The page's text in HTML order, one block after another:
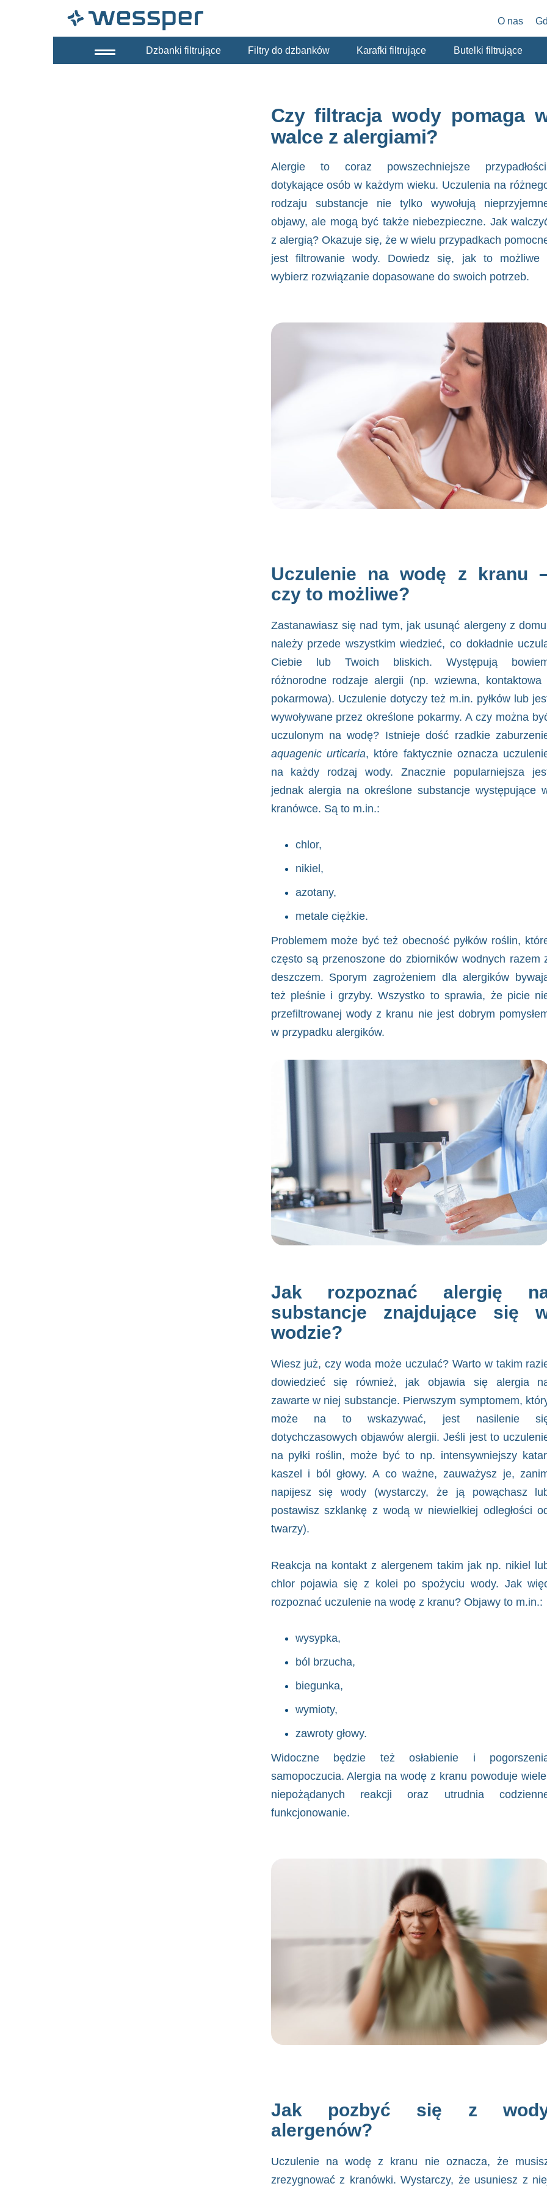
O nas
Dzbanki filtrujące Filtry do dzbanków Karafki filtrujące Butelki filtrujące
Czy filtracja wody pomaga
walce z alergiami?
Alergie to coraz powszechniejsze
dotykające osób w każdym wieku. Uczulenia na
rodzaju substancje nie tylko wywołują
objawy, ale mogą być także niebezpieczne. Jak
z alergią? Okazuje się, że w wielu przypadkach
jest filtrowanie wody. Dowiedz się, jak to możliwe
wybierz rozwiązanie dopasowane do swoich potrzeb.
Uczulenie na wodę z kranu
czy to możliwe?
Zastanawiasz się nad tym, jak usunąć alergeny z
należy przede wszystkim wiedzieć, co dokładnie
Ciebie lub Twoich bliskich. Występują
różnorodne rodzaje alergii (np. wziewna, kontaktowa
pokarmowa). Uczulenie dotyczy też m.in. pyłków lub
wywoływane przez określone pokarmy. A czy można
uczulonym na wodę? Istnieje dość rzadkie
aquagenic urticaria, które faktycznie oznacza
na każdy rodzaj wody. Znacznie popularniejsza
jednak alergia na określone substancje występujące
kranówce. Są to m.in.:
chlor,
nikiel,
azotany,
metale ciężkie.
Problemem może być też obecność pyłków roślin,
często są przenoszone do zbiorników wodnych razem
deszczem. Sporym zagrożeniem dla alergików
też pleśnie i grzyby. Wszystko to sprawia, że picie
przefiltrowanej wody z kranu nie jest dobrym
w przypadku alergików.
Jak rozpoznać alergię
substancje znajdujące się
wodzie?
Wiesz już, czy woda może uczulać? Warto w takim
dowiedzieć się również, jak objawia się alergia
zawarte w niej substancje. Pierwszym symptomem,
może na to wskazywać, jest nasilenie
dotychczasowych objawów alergii. Jeśli jest to
na pyłki roślin, może być to np. intensywniejszy
kaszel i ból głowy. A co ważne, zauważysz je,
napijesz się wody (wystarczy, że ją powąchasz
postawisz szklankę z wodą w niewielkiej odległości
twarzy).
Reakcja na kontakt z alergenem takim jak np. nikiel
chlor pojawia się z kolei po spożyciu wody. Jak
rozpoznać uczulenie na wodę z kranu? Objawy to m.in.:
wysypka,
ból brzucha,
biegunka,
wymioty,
zawroty głowy.
Widoczne będzie też osłabienie i
samopoczucia. Alergia na wodę z kranu powoduje
niepożądanych reakcji oraz utrudnia
funkcjonowanie.
Jak pozbyć się z
alergenów?
Uczulenie na wodę z kranu nie oznacza, że
zrezygnować z kranówki. Wystarczy, że usuniesz z